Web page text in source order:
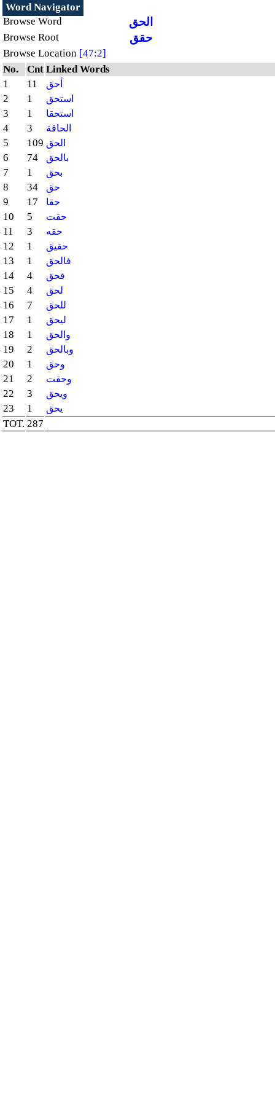
Word Navigator
Browse Word
الحق
Browse Root حقق
Browse Location [47:2]
No.
Cnt Linked Words
1
11 أحق
2 1 استحق
3 1 استحقا
4 3 الحاقة
5 109 الحق
6 74 بالحق
7 1 بحق
8 34 حق
9 17 حقا
10 5 حقت
11 3 حقه
12 1 حقيق
13 1 فالحق
14 4 فحق
15 4 لحق
16 7 للحق
17 1 ليحق
18 1 والحق
19 2 وبالحق
20 1 وحق
21 2 وحقت
22 3 ويحق
23 1 يحق
TOT. 287